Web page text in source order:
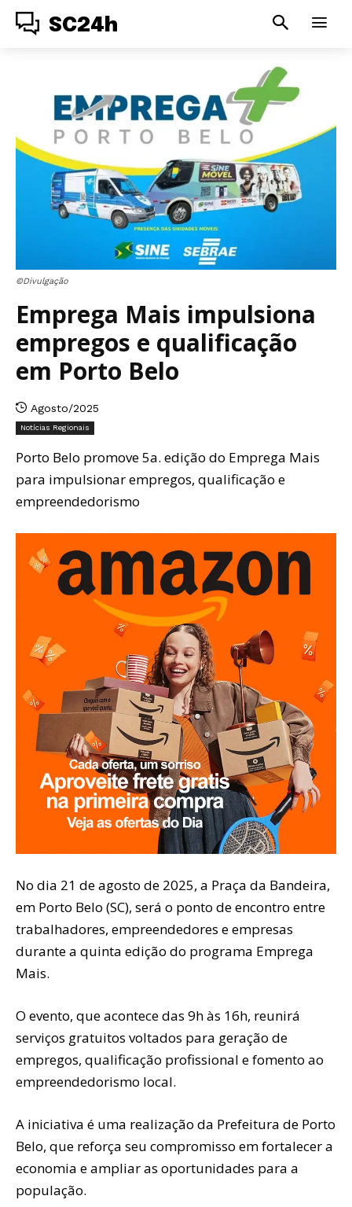
SC24h
©Divulgação
Emprega Mais impulsiona
empregos e qualificação
em Porto Belo
Agosto/2025
Notícias Regionais
Porto Belo promove 5a. edição do Emprega Mais
para impulsionar empregos, qualificação e
empreendedorismo
No dia 21 de agosto de 2025, a Praça da Bandeira,
em Porto Belo (SC), será o ponto de encontro entre
trabalhadores, empreendedores e empresas
durante a quinta edição do programa Emprega
Mais.
O evento, que acontece das 9h às 16h, reunirá
serviços gratuitos voltados para geração de
empregos, qualificação profissional e fomento ao
empreendedorismo local.
A iniciativa é uma realização da Prefeitura de Porto
Belo, que reforça seu compromisso em fortalecer a
economia e ampliar as oportunidades para a
população.